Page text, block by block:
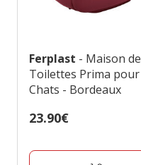
Ferplast - Maison de
Toilettes Prima pour
Chats - Bordeaux
Prix
23.90€